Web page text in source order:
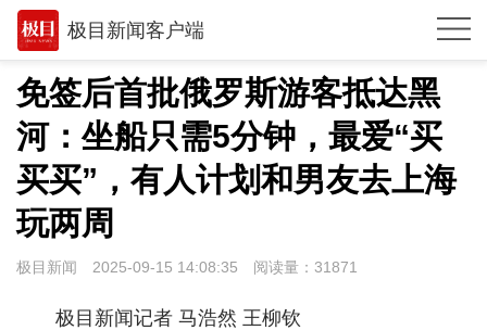
极目新闻客户端
推荐
观点
时政
湖北
武汉
世相
免签后首批俄罗斯游客抵达黑
河：坐船只需5分钟，最爱“买
买买”，有人计划和男友去上海
玩两周
极目新闻 2025-09-15 14:08:35 阅读量： 31871
极目新闻记者 马浩然 王柳钦